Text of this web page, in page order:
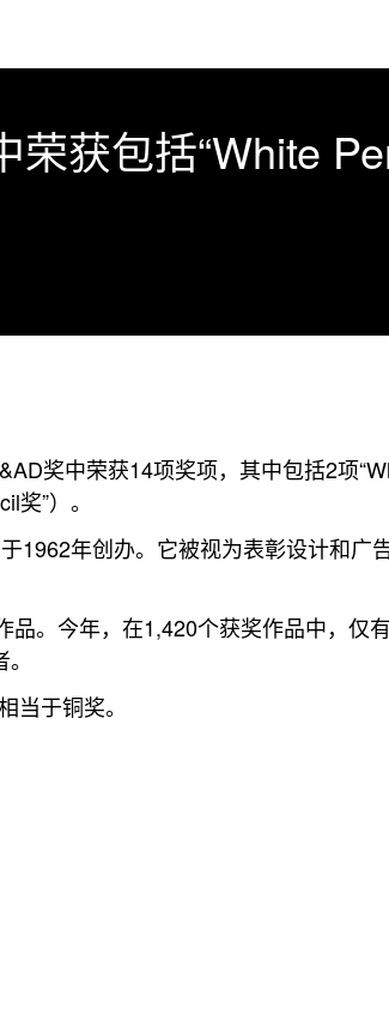
获包括“White
奖中荣获14项奖项，其中包括2项
奖”）。
1962年创办。它被视为表彰设计和广
品。今年，在1,420个获奖作品中，仅
当于铜奖。